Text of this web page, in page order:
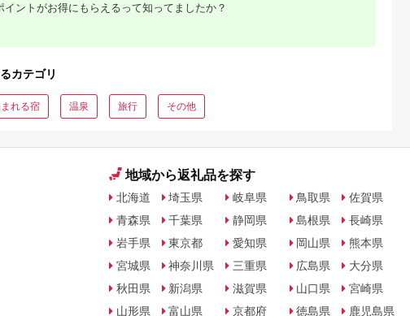
イントがお得にもらえるって知ってましたか？
カテゴリ
れる宿 温泉 旅行 その他
地域から返礼品を探す
北海道
青森県
岩手県
宮城県
秋田県
山形県
埼玉県
千葉県
東京都
神奈川県
新潟県
富山県
岐阜県
静岡県
愛知県
三重県
滋賀県
京都府
鳥取県
島根県
岡山県
広島県
山口県
徳島県
佐賀県
長崎県
熊本県
大分県
宮崎県
鹿児島県